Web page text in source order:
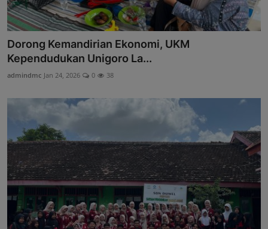
Dorong Kemandirian Ekonomi, UKM
Kependudukan Unigoro La...
admindmc Jan 24, 2026 0 38